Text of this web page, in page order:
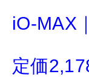
iO-MAX
定価